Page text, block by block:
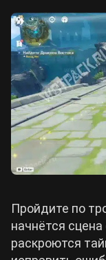
Пройдите по
начнётся сцена
раскроются